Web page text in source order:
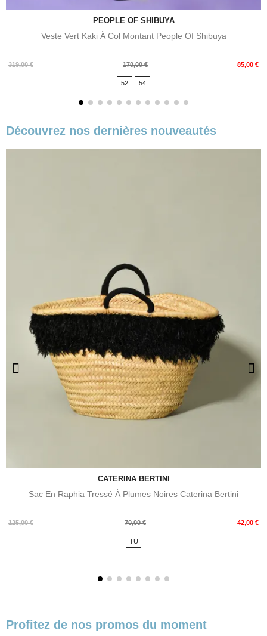
PEOPLE OF SHIBUYA
Veste Vert Kaki À Col Montant People Of Shibuya
319,00 €
Prix
170,00 € 85,00 €
Prix
52 54
Découvrez nos dernières nouveautés
CATERINA BERTINI
Sac En Raphia Tressé À Plumes Noires Caterina Bertini
125,00 €
Prix
70,00 € 42,00 €
Prix
TU
Profitez de nos promos du moment